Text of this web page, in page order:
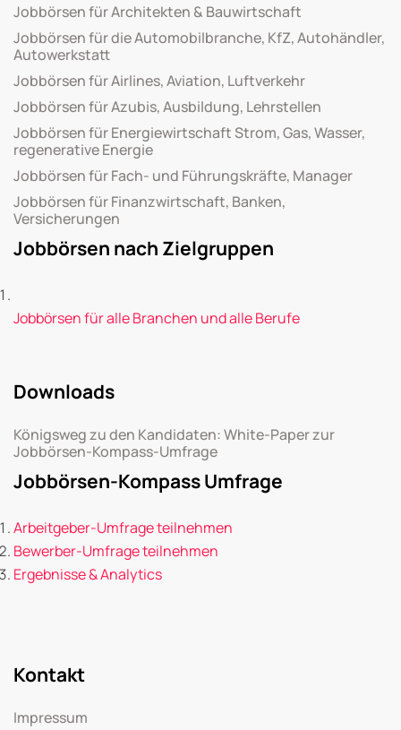
Jobbörsen für Architekten & Bauwirtschaft
Jobbörsen für die Automobilbranche, KfZ, Autohändler,
Autowerkstatt
Jobbörsen für Airlines, Aviation, Luftverkehr
Jobbörsen für Azubis, Ausbildung, Lehrstellen
Jobbörsen für Energiewirtschaft Strom, Gas, Wasser,
regenerative Energie
Jobbörsen für Fach- und Führungskräfte, Manager
Jobbörsen für Finanzwirtschaft, Banken,
Versicherungen
Jobbörsen nach Zielgruppen
Jobbörsen für alle Branchen und alle Berufe
Downloads
Königsweg zu den Kandidaten: White-Paper zur
Jobbörsen-Kompass-Umfrage
Jobbörsen-Kompass Umfrage
Arbeitgeber-Umfrage teilnehmen
Bewerber-Umfrage teilnehmen
Ergebnisse & Analytics
Kontakt
Impressum